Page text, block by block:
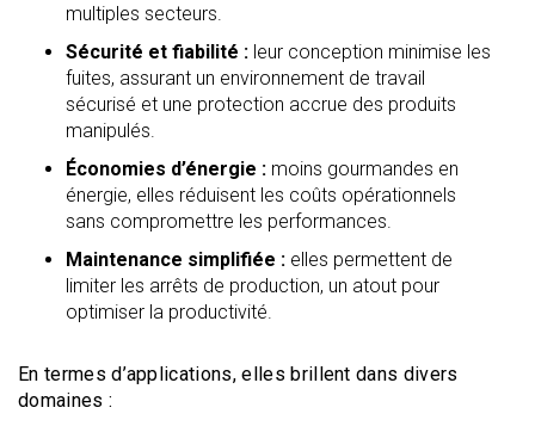
multiples secteurs.
Sécurité et fiabilité : leur conception minimise les
fuites, assurant un environnement de travail
sécurisé et une protection accrue des produits
manipulés.
Économies d’énergie : moins gourmandes en
énergie, elles réduisent les coûts opérationnels
sans compromettre les performances.
Maintenance simplifiée : elles permettent de
limiter les arrêts de production, un atout pour
optimiser la productivité.
En termes d’applications, elles brillent dans divers
domaines :